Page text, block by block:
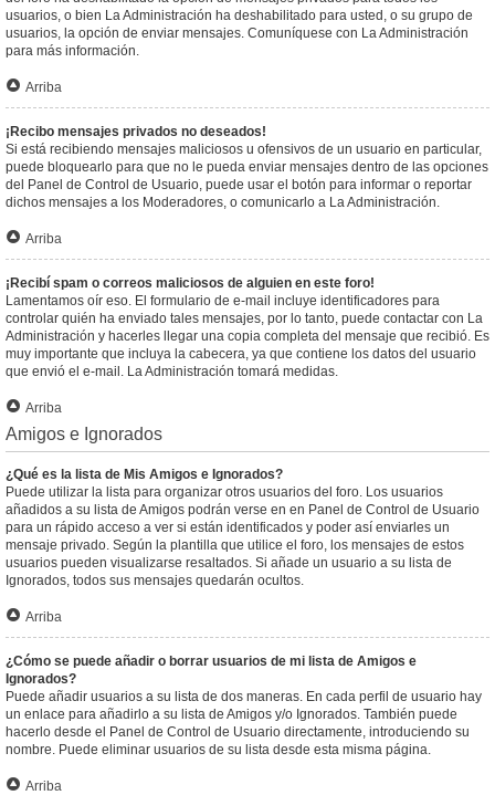
usuarios, o bien La Administración ha deshabilitado para usted, o su grupo de
usuarios, la opción de enviar mensajes. Comuníquese con La Administración
para más información.
Arriba
¡Recibo mensajes privados no deseados!
Si está recibiendo mensajes maliciosos u ofensivos de un usuario en particular,
puede bloquearlo para que no le pueda enviar mensajes dentro de las opciones
del Panel de Control de Usuario, puede usar el botón para informar o reportar
dichos mensajes a los Moderadores, o comunicarlo a La Administración.
Arriba
¡Recibí spam o correos maliciosos de alguien en este foro!
Lamentamos oír eso. El formulario de e-mail incluye identificadores para
controlar quién ha enviado tales mensajes, por lo tanto, puede contactar con La
Administración y hacerles llegar una copia completa del mensaje que recibió. Es
muy importante que incluya la cabecera, ya que contiene los datos del usuario
que envió el e-mail. La Administración tomará medidas.
Arriba
Amigos e Ignorados
¿Qué es la lista de Mis Amigos e Ignorados?
Puede utilizar la lista para organizar otros usuarios del foro. Los usuarios
añadidos a su lista de Amigos podrán verse en en Panel de Control de Usuario
para un rápido acceso a ver si están identificados y poder así enviarles un
mensaje privado. Según la plantilla que utilice el foro, los mensajes de estos
usuarios pueden visualizarse resaltados. Si añade un usuario a su lista de
Ignorados, todos sus mensajes quedarán ocultos.
Arriba
¿Cómo se puede añadir o borrar usuarios de mi lista de Amigos e
Ignorados?
Puede añadir usuarios a su lista de dos maneras. En cada perfil de usuario hay
un enlace para añadirlo a su lista de Amigos y/o Ignorados. También puede
hacerlo desde el Panel de Control de Usuario directamente, introduciendo su
nombre. Puede eliminar usuarios de su lista desde esta misma página.
Arriba